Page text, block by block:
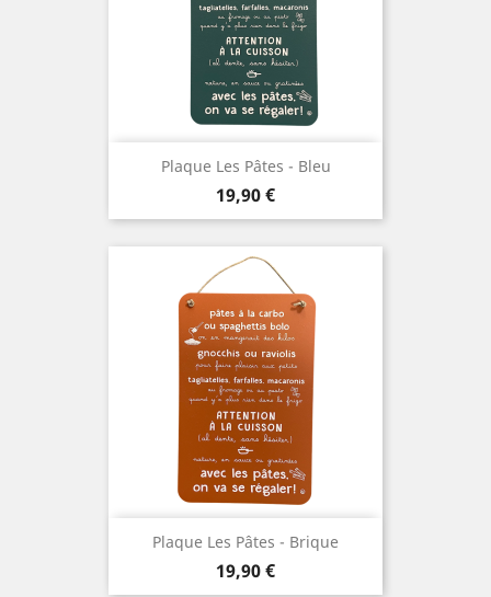
Plaque Les Pâtes - Bleu
Prix
19,90 €
Plaque Les Pâtes - Brique
Prix
19,90 €